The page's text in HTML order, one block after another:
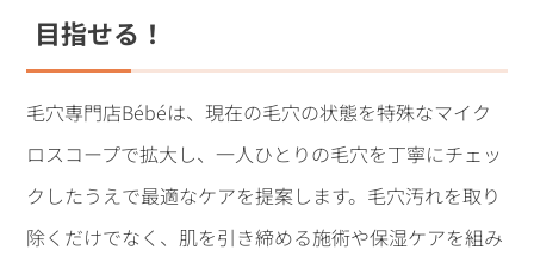
目指せる！
毛穴専門店Bébéは、現在の毛穴の状態を特殊なマイク
ロスコープで拡大し、一人ひとりの毛穴を丁寧にチェッ
クしたうえで最適なケアを提案します。毛穴汚れを取り
除くだけでなく、肌を引き締める施術や保湿ケアを組み